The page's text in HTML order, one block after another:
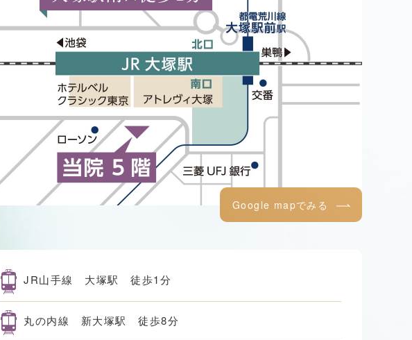
Google mapでみる
JR山手線 大塚駅 徒歩1分
丸の内線 新大塚駅 徒歩8分